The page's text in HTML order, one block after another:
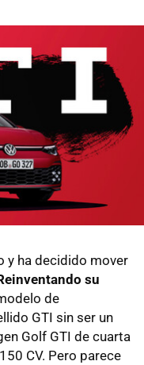
y ha decidido mover
su
de
GTI sin ser un
Golf GTI de cuarta
CV. Pero parece